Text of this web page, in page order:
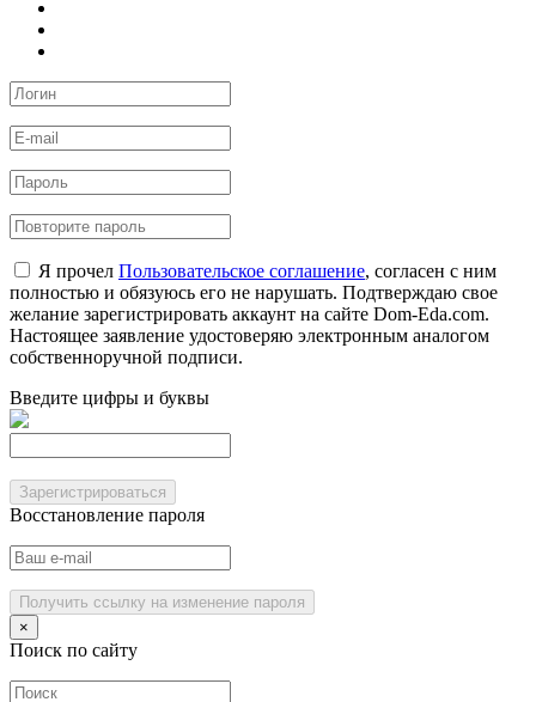
Я прочел Пользовательское соглашение, согласен с ним
полностью и обязуюсь его не нарушать. Подтверждаю свое
желание зарегистрировать аккаунт на сайте Dom-Eda.com.
Настоящее заявление удостоверяю электронным аналогом
собственноручной подписи.
Введите цифры и буквы
Зарегистрироваться
Восстановление пароля
Получить ссылку на изменение пароля
×
Поиск по сайту